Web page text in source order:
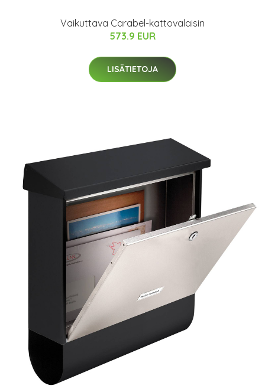
Vaikuttava Carabel-kattovalaisin
573.9 EUR
LISÄTIETOJA